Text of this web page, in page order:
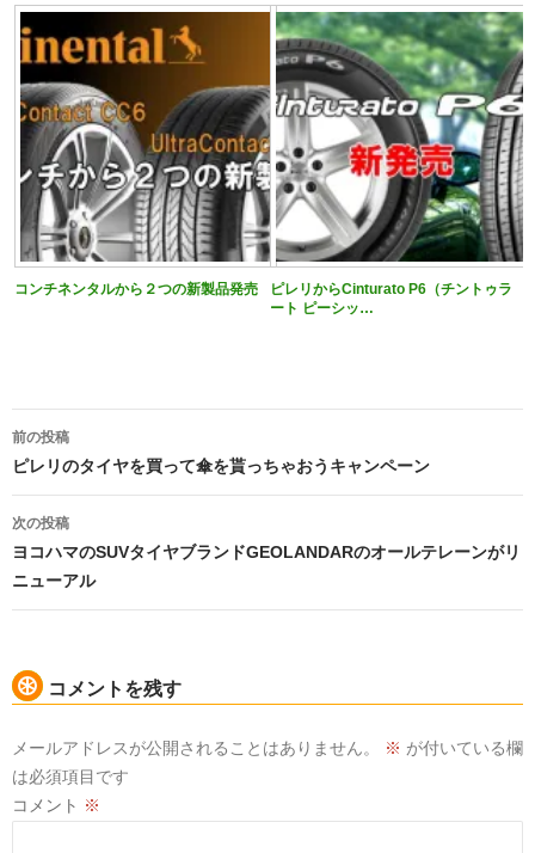
コンチネンタルから２つの新製品発売
ピレリからCinturato P6（チントゥラ
ート ピーシッ…
稿
ナ
ビ
ゲ
ー
シ
ョ
前の投稿
ピレリのタイヤを買って傘を貰っちゃおうキャンペーン
次の投稿
ヨコハマのSUVタイヤブランドGEOLANDARのオールテレーンがリ
ニューアル
コメントを残す
メールアドレスが公開されることはありません。 ※ が付いている欄
は必須項目です
コメント ※